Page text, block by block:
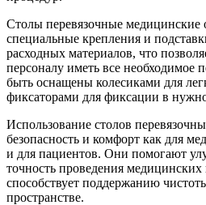
Столы перевязочные
специальные крепления и
расходных материалов, что
персоналу иметь все необходимое
быть оснащены колесиками для
фиксаторами для фиксации в
Использование столов
безопасность и комфорт как для
и для пациентов. Они помогают
точность проведения медицинских
способствует поддержанию
пространстве.